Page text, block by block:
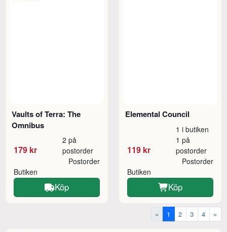
Vaults of Terra: The
Omnibus
179 kr
2 på
postorder
Butiken
Postorder
Köp
Elemental Council
119 kr
1 i butiken
1 på
postorder
Butiken
Postorder
Köp
« 1 2 3 4 »